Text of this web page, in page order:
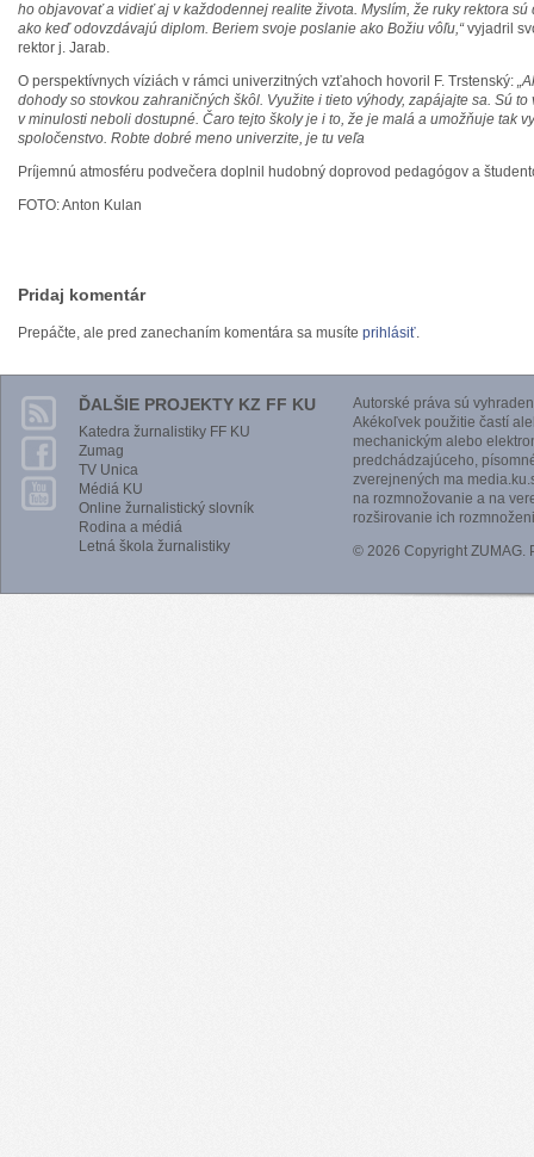
ho objavovať a vidieť aj v každodennej realite života. Myslím, že ruky rektora
ako keď odovzdávajú diplom. Beriem svoje poslanie ako Božiu vôľu,“vyjadril
rektor j. Jarab.
O perspektívnych víziách v rámci univerzitných vzťahoch hovoril F. Trstenský:
dohody so stovkou zahraničných škôl. Využite i tieto výhody, zapájajte sa. Sú
v minulosti neboli dostupné. Čaro tejto školy je i to, že je malá a umožňuje tak
spoločenstvo. Robte dobré meno univerzite, je tu veľa
Príjemnú atmosféru podvečera doplnil hudobný doprovod pedagógov a
FOTO: Anton Kulan
Pridaj komentár
Prepáčte, ale pred zanechaním komentára sa musíte prihlásiť.
ĎALŠIE PROJEKTY KZ FF KU
Katedra žurnalistiky FF KU
Zumag
TV Unica
Médiá KU
Online žurnalistický slovník
Rodina a médiá
Letná škola žurnalistiky
Autorské práva sú
Akékoľvek použitie častí
mechanickým alebo
predchádzajúceho,
zverejnených ma
na rozmnožovanie a na
rozširovanie ich
© 2026 Copyright ZUMAG.